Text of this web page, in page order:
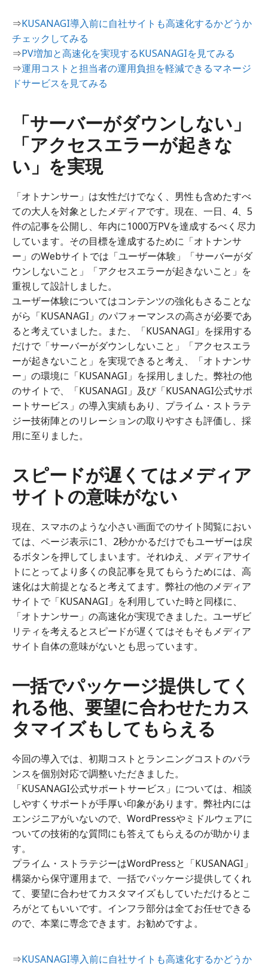
⇒KUSANAGI導入前に自社サイトも高速化するかどうか
チェックしてみる
⇒PV増加と高速化を実現するKUSANAGIを見てみる
⇒運用コストと担当者の運用負担を軽減できるマネージ
ドサービスを見てみる
「サーバーがダウンしない」
「アクセスエラーが起きな
い」を実現
「オトナンサー」は女性だけでなく、男性も含めたすべ
ての大人を対象としたメディアです。現在、一日、4、5
件の記事を公開し、年内に1000万PVを達成するべく尽力
しています。その目標を達成するために「オトナンサ
ー」のWebサイトでは「ユーザー体験」「サーバーがダ
ウンしないこと」「アクセスエラーが起きないこと」を
重視して設計しました。
ユーザー体験についてはコンテンツの強化もさることな
がら「KUSANAGI」のパフォーマンスの高さが必要であ
ると考えていました。また、「KUSANAGI」を採用する
だけで「サーバーがダウンしないこと」「アクセスエラ
ーが起きないこと」を実現できると考え、「オトナンサ
ー」の環境に「KUSANAGI」を採用しました。弊社の他
のサイトで、「KUSANAGI」及び「KUSANAGI公式サポ
ートサービス」の導入実績もあり、プライム・ストラテ
ジー技術陣とのリレーションの取りやすさも評価し、採
用に至りました。
スピードが遅くてはメディア
サイトの意味がない
現在、スマホのような小さい画面でのサイト閲覧におい
ては、ページ表示に1、2秒かかるだけでもユーザーは戻
るボタンを押してしまいます。それゆえ、メディアサイ
トにとってより多くの良記事を見てもらうためには、高
速化は大前提となると考えてます。弊社の他のメディア
サイトで「KUSANAGI」を利用していた時と同様に、
「オトナンサー」の高速化が実現できました。ユーザビ
リティを考えるとスピードが遅くてはそもそもメディア
サイト自体の意味がないとも思っています。
一括でパッケージ提供してく
れる他、要望に合わせたカス
タマイズもしてもらえる
今回の導入では、初期コストとランニングコストのバラ
ンスを個別対応で調整いただきました。
「KUSANAGI公式サポートサービス」については、相談
しやすくサポートが手厚い印象があります。弊社内には
エンジニアがいないので、WordPressやミドルウェアに
ついての技術的な質問にも答えてもらえるのが助かりま
す。
プライム・ストラテジーはWordPressと「KUSANAGI」
構築から保守運用まで、一括でパッケージ提供してくれ
て、要望に合わせてカスタマイズもしていただけるとこ
ろがとてもいいです。インフラ部分は全てお任せできる
ので、本業に専念できます。お勧めですよ。
⇒KUSANAGI導入前に自社サイトも高速化するかどうか